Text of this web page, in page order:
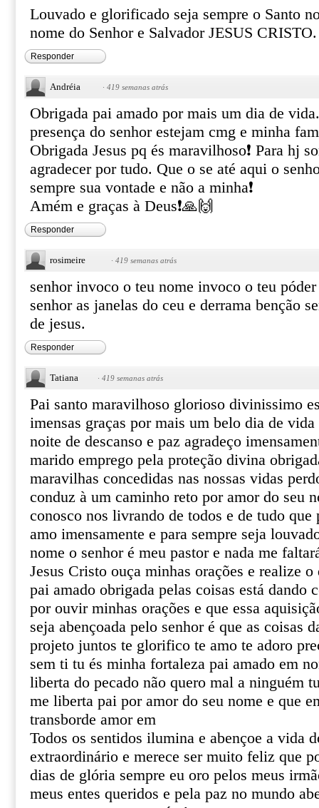
Louvado e glorificado seja sempre o Santo
nome do Senhor e Salvador JESUS
Responder
Andréia · 419 semanas atrás
Obrigada pai amado por mais um dia de
presença do senhor estejam cmg e minha
Obrigada Jesus pq és maravilhoso❗ Para hj
agradecer por tudo. Que o se até aqui o
sempre sua vontade e não a minha❗
Amém e graças à Deus❗🙏🙌
Responder
rosimeire · 419 semanas atrás
senhor invoco o teu nome invoco o teu
senhor as janelas do ceu e derrama benção
de jesus.
Responder
Tatiana · 419 semanas atrás
Pai santo maravilhoso glorioso divinissimo
imensas graças por mais um belo dia de
noite de descanso e paz agradeço
marido emprego pela proteção divina
maravilhas concedidas nas nossas vidas
conduz à um caminho reto por amor do seu
conosco nos livrando de todos e de tudo que
amo imensamente e para sempre seja
nome o senhor é meu pastor e nada me
Jesus Cristo ouça minhas orações e realize
pai amado obrigada pelas coisas está dando
por ouvir minhas orações e que essa
seja abençoada pelo senhor é que as coisas
projeto juntos te glorifico te amo te adoro
sem ti tu és minha fortaleza pai amado em
liberta do pecado não quero mal a ninguém
me liberta pai por amor do seu nome e que
transborde amor em
Todos os sentidos ilumina e abençoe a vida
extraordinário e merece ser muito feliz que
dias de glória sempre eu oro pelos meus
meus entes queridos e pela paz no mundo